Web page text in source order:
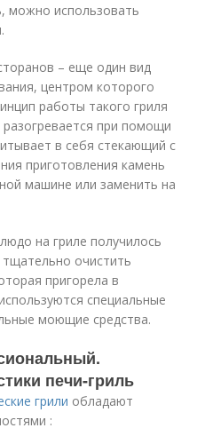
можно использовать
– еще один вид
центром которого
работы такого гриля
при помощи
в себя стекающий с
приготовления камень
машине или заменить на
на гриле получилось
очистить
пригорела в
специальные
моющие средства.
печи-гриль
грили обладают
: